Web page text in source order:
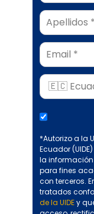
Email
*Autorizo a la
Ecuador
la
para fines
con terceros.
tratados
de la UIDEy